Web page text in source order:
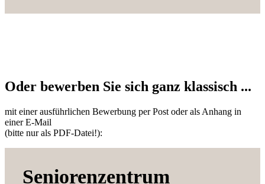
Oder bewerben Sie sich ganz klassisch ...
mit einer ausführlichen Bewerbung per Post oder als Anhang in
einer E-Mail
(bitte nur als PDF-Datei!):
Seniorenzentrum